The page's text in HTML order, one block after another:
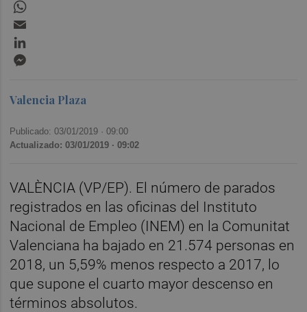
Valencia Plaza
Publicado: 03/01/2019 ·09:00
Actualizado: 03/01/2019 · 09:02
VALÈNCIA (VP/EP). El número de parados
registrados en las oficinas del Instituto
Nacional de Empleo (INEM) en la Comunitat
Valenciana ha bajado en 21.574 personas en
2018, un 5,59% menos respecto a 2017, lo
que supone el cuarto mayor descenso en
términos absolutos.